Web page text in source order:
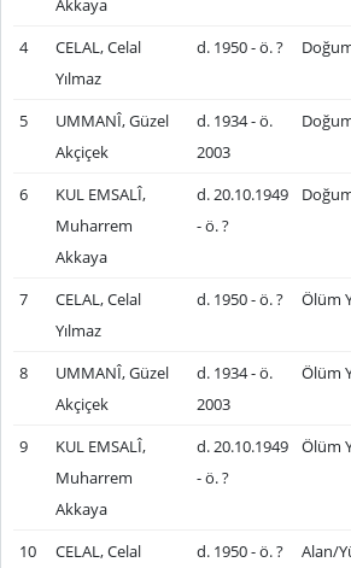
Akkaya
4
CELAL, Celal
Yılmaz
d. 1950 - ö. ? Doğum
5
UMMANÎ, Güzel
Akçiçek
d. 1934 - ö.
2003
Doğum
6
KUL EMSALÎ,
Muharrem
Akkaya
d. 20.10.1949
- ö. ?
Doğum
7
CELAL, Celal
Yılmaz
d. 1950 - ö. ? Ölüm
8
UMMANÎ, Güzel
Akçiçek
d. 1934 - ö.
2003
Ölüm
9
KUL EMSALÎ,
Muharrem
Akkaya
d. 20.10.1949
- ö. ?
Ölüm
10
CELAL, Celal
d. 1950 - ö. ? Alan/